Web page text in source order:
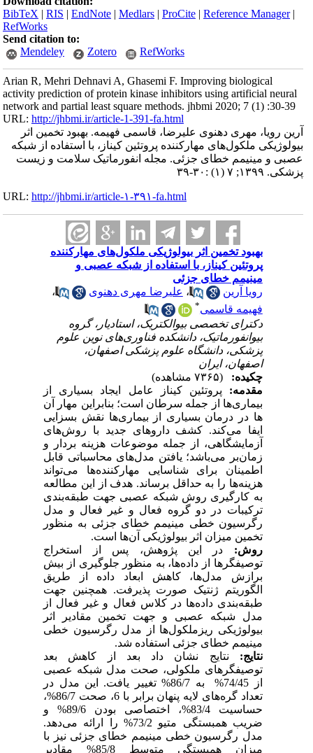
BibTeX |RIS |EndNote |Medlars |ProCite |Reference Manager
RefWorks
Send citation to:
Mendeley
Zotero RefWorks
Arian R, Mehri Dehnavi A, Ghasemi F. Improving biological
activity prediction of protein kinase inhibitors using artificial neural
network and partial least square methods. jhbmi 2020; 7 (1) :30-39
URL:http://jhbmi.ir/article-1-391-fa.html
آرین رویا، مهری دهنوی علیرضا، قاسمی فهیمه. بهبود تخمین اثر
بیولوژیکی ملکول‌های مهارکننده پروتئین کیناز، با استفاده از شبکه
عصبی و مینیمم خطای جزئی. مجله انفورماتیک سلامت و زیست
پزشکی. ۱۳۹۹; ۷ (۱) :۳۰-۳۹
URL:http://jhbmi.ir/article-۱-۳۹۱-fa.html
بهبود تخمین اثر بیولوژیکی ملکول‌های مهارکننده
پروتئین کیناز، با استفاده از شبکه عصبی و
مینیمم خطای جزئی
رویا آرین
،علیرضا مهری دهنوی
،
فهیمه قاسمی
دکترای تخصصی بیوالکتریک، استادیار‌، گروه
بیوانفورماتیک، دانشکده فناوری‌های نوین علوم
پزشکی، دانشگاه علوم پزشکی اصفهان،
اصفهان، ایران
چکیده:
مقدمه:پروتئین کیناز عامل ایجاد بسیاری از
بیماریها از جمله سرطان است؛ بنابراین مهار آن
ها در درمان بسیاری از بیماری‌ها نقش بسزایی
ایفا می‌کند. کشف داروهای جدید با روش‌های
آزمایشگاهی، از جمله موضوعات هزینه بردار و
زمان‌بر می‌باشد؛ یافتن مدلهای محاسباتی قابل
اطمینان برای شناسایی مهار‌کنندهها می‌تواند
هزینه‌ها را به حداقل برساند. هدف از این مطالعه
به کار‌گیری روش شبکه عصبی جهت طبقه‌بندی
ترکیبات در دو گروه فعال و غیر فعال و مدل
رگرسیون خطی مینیمم خطای جزئی به منظور
تخمین میزان اثر بیولوژیکی آنها است.
روش: در این پژوهش، پس از استخراج
توصیفگرها از دادهها، به منظور جلوگیری از بیش
برازش مدلها، کاهش ابعاد داده از طریق
الگوریتم ژنتیک صورت پذیرفت. همچنین جهت
طبقه‌بندی دادهها در کلاس فعال و غیر فعال از
مدل
شبکه عصبی و جهت تخمین مقادیر اثر
بیولوژیکی ریزملکولها از مدل رگرسیون خطی
مینیمم خطای جزئی استفاده شد.
نتایج:نتایج نشان داد بعد از کاهش بعد
توصیفگرهای ملکولی، صحت مدل شبکه عصبی
از 74/45% به 86/7% تغییر یافت. این مدل در
تعداد گره‌های لایه پنهان برابر با 6، صحت 86/7%،
حساسیت 83/4%، اختصاصی بودن 89/6% و
ضریب همبستگی متیو 73/2% را ارائه می‌دهد.
مدل رگرسیون خطی مینیمم خطای جزئی نیز با
میزان همبستگی متوسط 85/8% مقادیر